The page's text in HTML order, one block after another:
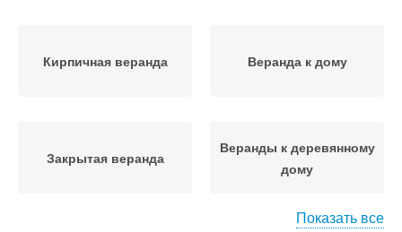
Кирпичная веранда Веранда к дому
Закрытая веранда
Веранды к деревянному
дому
Показать все